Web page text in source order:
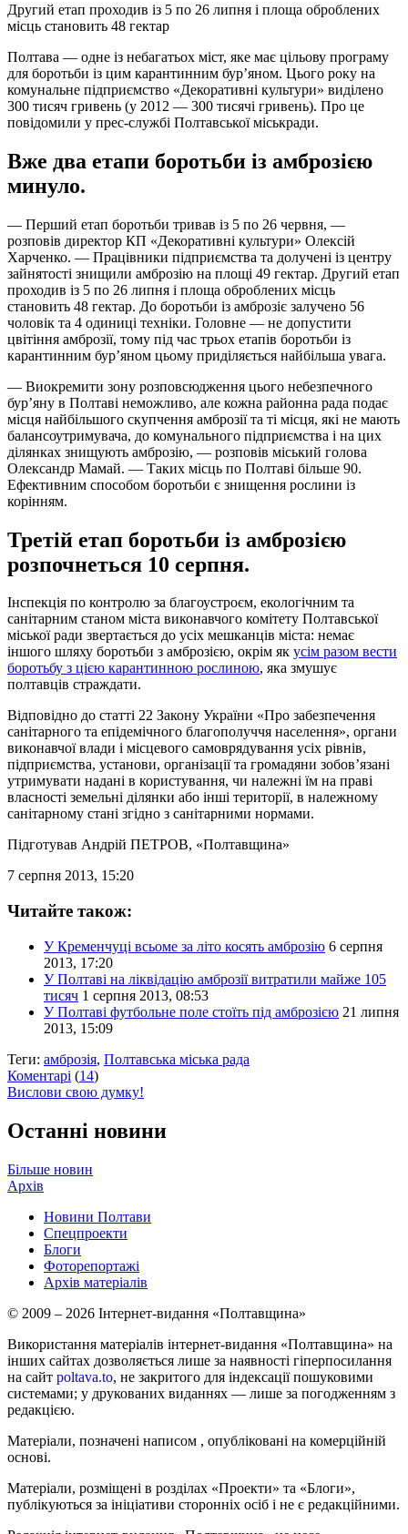
Другий етап проходив із 5 по 26 липня і площа оброблених
місць становить 48 гектар
Полтава — одне із небагатьох міст, яке має цільову програму
для боротьби із цим карантинним бур’яном. Цього року на
комунальне підприємство «Декоративні культури» виділено
300 тисяч гривень (у 2012 — 300 тисячі гривень). Про це
повідомили у прес-службі Полтавської міськради.
Вже два етапи боротьби із амброзією
минуло.
— Перший етап боротьби тривав із 5 по 26 червня, —
розповів директор КП «Декоративні культури» Олексій
Харченко. — Працівники підприємства та долучені із центру
зайнятості знищили амброзію на площі 49 гектар. Другий етап
проходив із 5 по 26 липня і площа оброблених місць
становить 48 гектар. До боротьби із амброзіє залучено 56
чоловік та 4 одиниці техніки. Головне — не допустити
цвітіння амброзії, тому під час трьох етапів боротьби із
карантинним бур’яном цьому приділяється найбільша увага.
— Виокремити зону розповсюдження цього небезпечного
бур’яну в Полтаві неможливо, але кожна районна рада подає
місця найбільшого скупчення амброзії та ті місця, які не мають
балансоутримувача, до комунального підприємства і на цих
ділянках знищують амброзію, — розповів міський голова
Олександр Мамай. — Таких місць по Полтаві більше 90.
Ефективним способом боротьби є знищення рослини із
корінням.
Третій етап боротьби із амброзією
розпочнеться 10 серпня.
Інспекція по контролю за благоустроєм, екологічним та
санітарним станом міста виконавчого комітету Полтавської
міської ради звертається до усіх мешканців міста: немає
іншого шляху боротьби з амброзією, окрім як усім разом вести
боротьбу з цією карантинною рослиною, яка змушує
полтавців страждати.
Відповідно до статті 22 Закону України «Про забезпечення
санітарного та епідемічного благополуччя населення», органи
виконавчої влади і місцевого самоврядування усіх рівнів,
підприємства, установи, організації та громадяни зобов’язані
утримувати надані в користування, чи належні їм на праві
власності земельні ділянки або інші території, в належному
санітарному стані згідно з санітарними нормами.
Підготував Андрій ПЕТРОВ, «Полтавщина»
7 серпня 2013, 15:20
Читайте також:
У Кременчуці всьоме за літо косять амброзію 6 серпня
2013, 17:20
У Полтаві на ліквідацію амброзії витратили майже 105
тисяч 1 серпня 2013, 08:53
У Полтаві футбольне поле стоїть під амброзією 21 липня
2013, 15:09
Теги: амброзія, Полтавська міська рада
Коментарі (14)
Вислови свою думку!
Останні новини
Більше новин
Архів
Новини Полтави
Спецпроекти
Блоги
Фоторепортажі
Архів матеріалів
© 2009 – 2026 Інтернет-видання «Полтавщина»
Використання матеріалів інтернет-видання «Полтавщина» на
інших сайтах дозволяється лише за наявності гіперпосилання
на сайт poltava.to, не закритого для індексації пошуковими
системами; у друкованих виданнях — лише за погодженням з
редакцією.
Матеріали, позначені написом , опубліковані на комерційній
основі.
Матеріали, розміщені в розділах «Проекти» та «Блоги»,
публікуються за ініціативи сторонніх осіб і не є редакційними.